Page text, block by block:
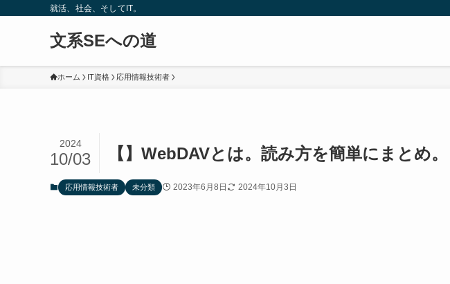
就活、社会、そしてIT。
文系SEへの道
ホーム IT資格 応用情報技術者
【】WebDAVとは。読み方を簡単にまとめ。
2024
10/03
応用情報技術者 未分類 2023年6月8日 2024年10月3日